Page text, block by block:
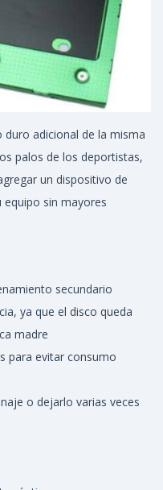
adicional de la misma
palos de los deportistas,
un dispositivo de
equipo sin mayores
secundario
ya que el disco queda
madre
para evitar consumo
o dejarlo varias veces